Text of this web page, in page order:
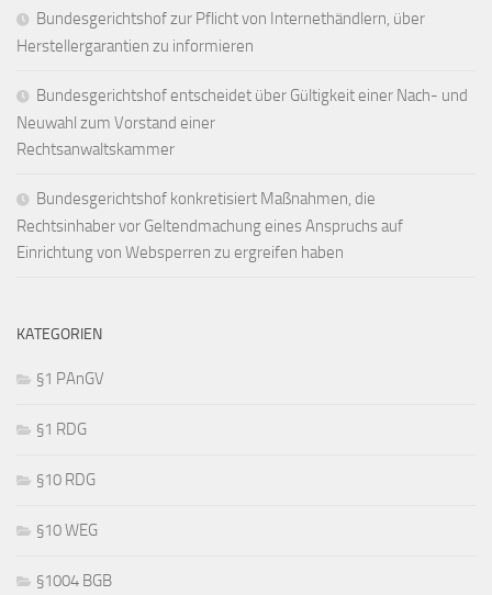
Bundesgerichtshof zur Pflicht von Internethändlern, über
Herstellergarantien zu informieren
Bundesgerichtshof entscheidet über Gültigkeit einer Nach- und
Neuwahl zum Vorstand einer
Rechtsanwaltskammer
Bundesgerichtshof konkretisiert Maßnahmen, die
Rechtsinhaber vor Geltendmachung eines Anspruchs auf
Einrichtung von Websperren zu ergreifen haben
KATEGORIEN
§1 PAnGV
§1 RDG
§10 RDG
§10 WEG
§1004 BGB